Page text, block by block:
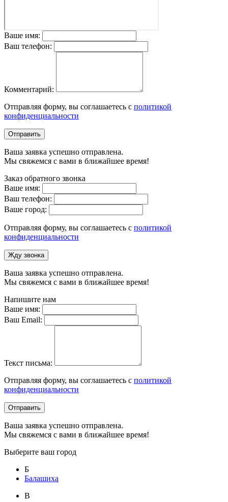
Ваше имя:
Ваш телефон:
Комментарий:
Отправляя форму, вы соглашаетесь с политикой
конфиденциальности
Отправить
Ваша заявка успешно отправлена.
Мы свяжемся с вами в ближайшее время!
Заказ обратного звонка
Ваше имя:
Ваш телефон:
Ваше город:
Отправляя форму, вы соглашаетесь с политикой
конфиденциальности
Жду звонка
Ваша заявка успешно отправлена.
Мы свяжемся с вами в ближайшее время!
Напишите нам
Ваше имя:
Ваш Email:
Текст письма:
Отправляя форму, вы соглашаетесь с политикой
конфиденциальности
Отправить
Ваша заявка успешно отправлена.
Мы свяжемся с вами в ближайшее время!
Выберите ваш город
Б
Балашиха
В